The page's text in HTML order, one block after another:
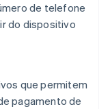
de telefone
do dispositivo
que permitem
pagamento de